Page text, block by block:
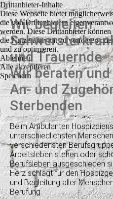
Wir begleiten
und Trauernde
Wir beraten
An- und
Sterbenden
Beim Ambulanten
unterschiedlichsten
verschiedensten
Arbeitsleben stehen oder
Berufsleben ausgeschieden
Herz schlägt für den
und Begleitung aller
Berufung.
Drittanbieter-Inhalte
Diese Webseite bietet
die von Drittanbietern
werden. Diese Drittanbieter
die Nutzeraktivität zu verfolgen
und zu optimieren.
Ablehnen
Alle akzeptieren
Speichern